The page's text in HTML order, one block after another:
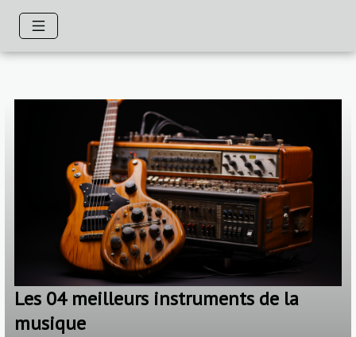
Les 04 meilleurs instruments de la
musique